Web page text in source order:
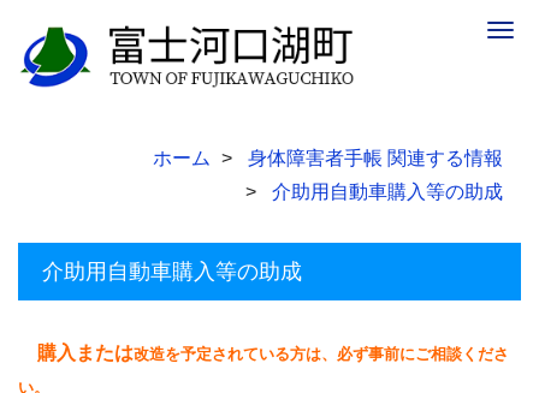
ホーム
身体障害者手帳 関連する情報
介助用自動車購入等の助成
介助用自動車購入等の助成
購入または改造を予定されている方は、必ず事前にご相談くださ
い。